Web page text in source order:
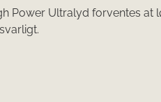
Power Ultralyd forventes at